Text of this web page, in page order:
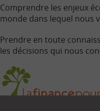
Comprendre les enjeux
monde dans lequel nous
Prendre en toute
les décisions qui nous